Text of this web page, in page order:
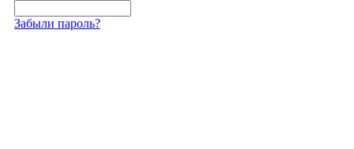
Забыли пароль?